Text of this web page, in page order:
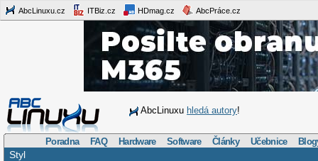
AbcLinuxu.cz ITBiz.cz HDmag.cz AbcPráce.cz
AbcLinuxu hledá autory!
Poradna FAQ Hardware Software Články Učebnice
Styl